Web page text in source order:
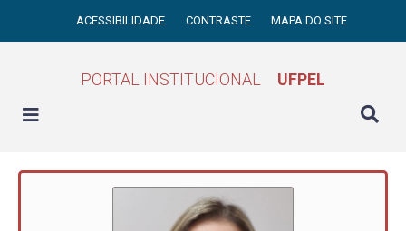
ACESSIBILIDADE CONTRASTE MAPA DO SITE
PORTAL INSTITUCIONAL UFPEL